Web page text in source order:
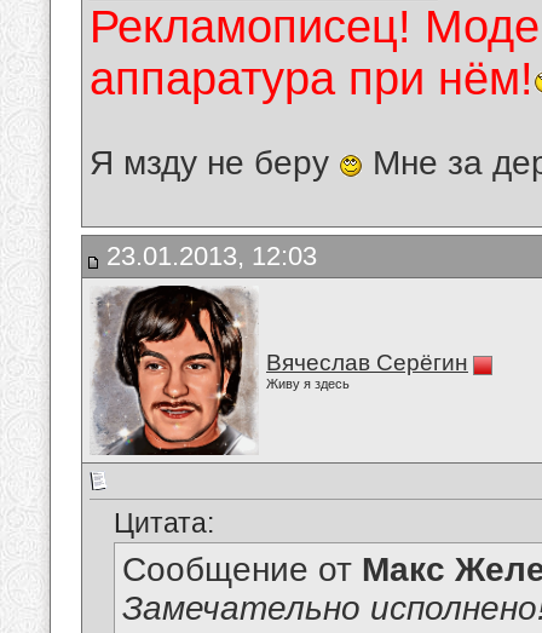
Рекламописец!
аппаратура при нём!
Я мзду не беру Мне за
23.01.2013, 12:03
Вячеслав Серёгин
Живу я здесь
Цитата:
Сообщение от Макс
Замечательно